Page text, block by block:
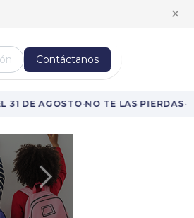
✕
Contáctanos
DE AGOSTO·NO TE LAS PIERDAS·
Siguiente